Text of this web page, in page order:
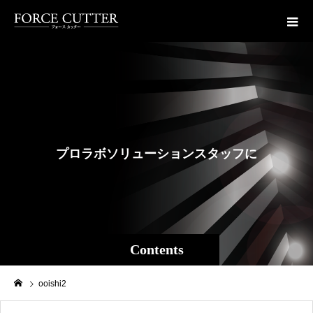
Contents
ロラ ボソリ ュ ーショ ン スタッフ による
ooishi2